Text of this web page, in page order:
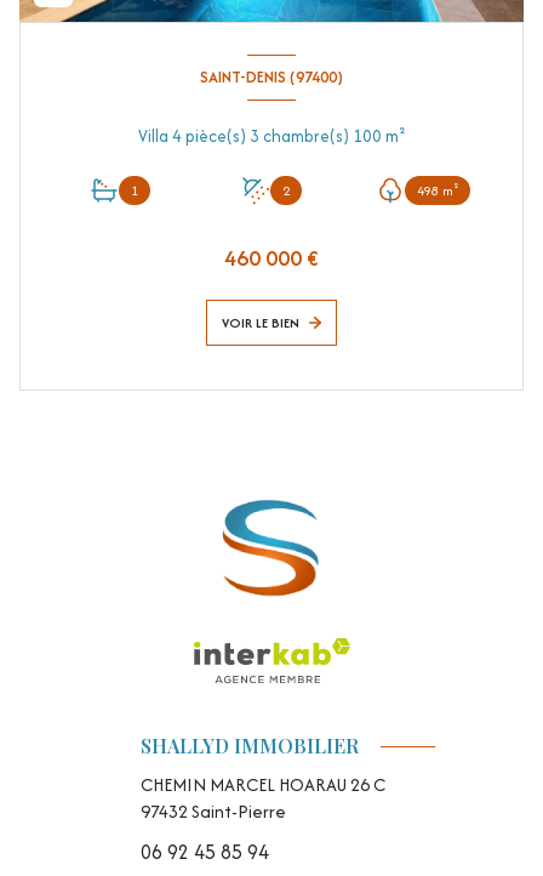
SAINT-DENIS (97400)
Villa 4 pièce(s) 3 chambre(s) 100 m²
1 2 498 m²
460 000 €
VOIR LE BIEN
SHALLYD IMMOBILIER
CHEMIN MARCEL HOARAU 26 C
97432Saint-Pierre
06 92 45 85 94